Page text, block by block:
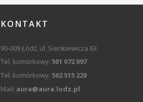
KONTAKT
90-009 Łódź, ul. Sienkiewicza 63
Tel. komórkowy: 501 072 097
Tel. komórkowy: 502 515 220
Mail: aura@aura.lodz.pl